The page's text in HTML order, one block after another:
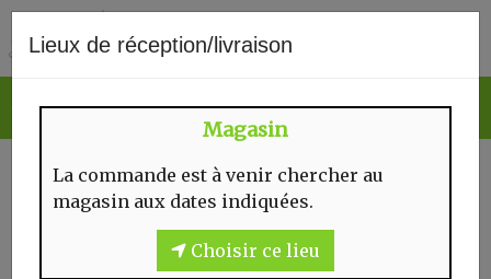
Lieux de réception/livraison
Magasin
La commande est à venir chercher au
magasin aux dates indiquées.
Choisir ce lieu